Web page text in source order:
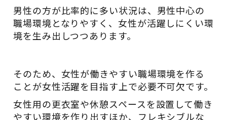
男性の方が比率的に多い状況は、男性中心の
職場環境となりやすく、女性が活躍しにくい環
境を生み出しつつあります。
そのため、女性が働きやすい職場環境を作る
ことが女性活躍を目指す上で必要不可欠です。
女性用の更衣室や休憩スペースを設置して働き
やすい環境を作り出すほか、フレキシブルな